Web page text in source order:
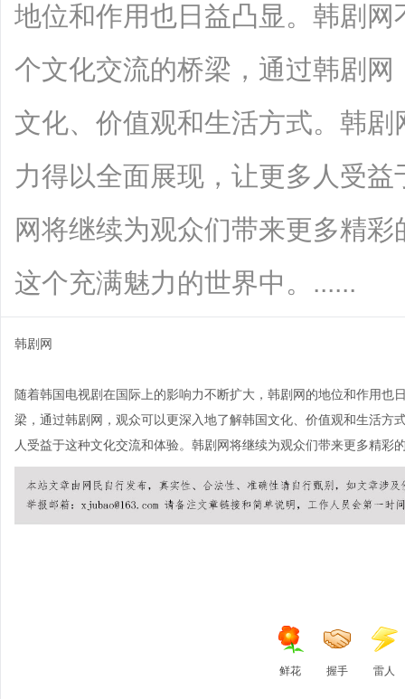
地位和作用也日益凸显。韩剧
个文化交流的桥梁，通过韩剧
文化、价值观和生活方式。韩
力得以全面展现，让更多人受
网将继续为观众们带来更多精
这个充满魅力的世界中。......
韩剧网
随着韩国电视剧在国际上的影响力不断扩大，韩剧网的地位和作用
梁，通过韩剧网，观众可以更深入地了解韩国文化、价值观和生活方
人受益于这种文化交流和体验。韩剧网将继续为观众们带来更多精彩
鲜花 握手 雷人